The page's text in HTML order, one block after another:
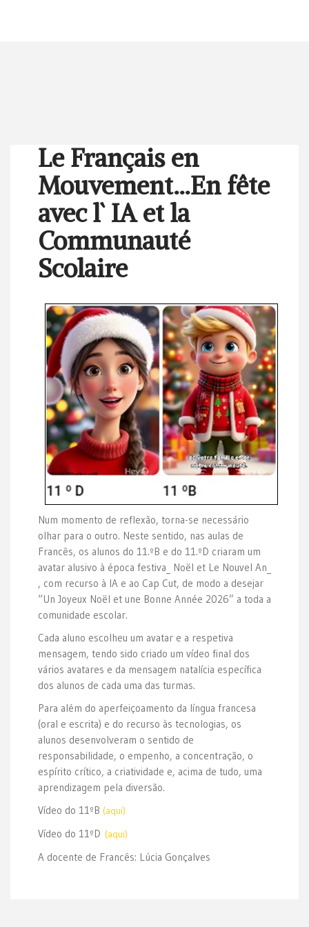
Le Français en
Mouvement…En fête
avec l` IA et la
Communauté
Scolaire
Num momento de reflexão, torna-se necessário
olhar para o outro. Neste sentido, nas aulas de
Francês, os alunos do 11.ºB e do 11.ºD criaram um
avatar alusivo à época festiva_ Noël et Le Nouvel An_
, com recurso à IA e ao Cap Cut, de modo a desejar
“Un Joyeux Noël et une Bonne Année 2026” a toda a
comunidade escolar.
Cada aluno escolheu um avatar e a respetiva
mensagem, tendo sido criado um vídeo final dos
vários avatares e da mensagem natalícia específica
dos alunos de cada uma das turmas.
Para além do aperfeiçoamento da língua francesa
(oral e escrita) e do recurso às tecnologias, os
alunos desenvolveram o sentido de
responsabilidade, o empenho, a concentração, o
espírito crítico, a criatividade e, acima de tudo, uma
aprendizagem pela diversão.
Vídeo do 11ºB (aqui)
Vídeo do 11ºD (aqui)
A docente de Francês: Lúcia Gonçalves